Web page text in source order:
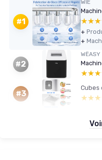
#1
WIE
+
+
#2
WËASY
#3